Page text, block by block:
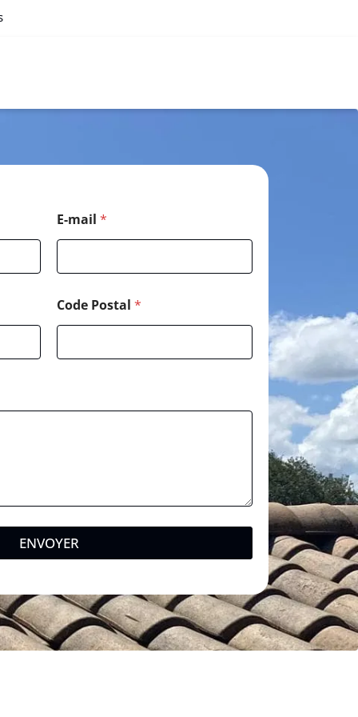
E-mail *
Code Postal *
ENVOYER